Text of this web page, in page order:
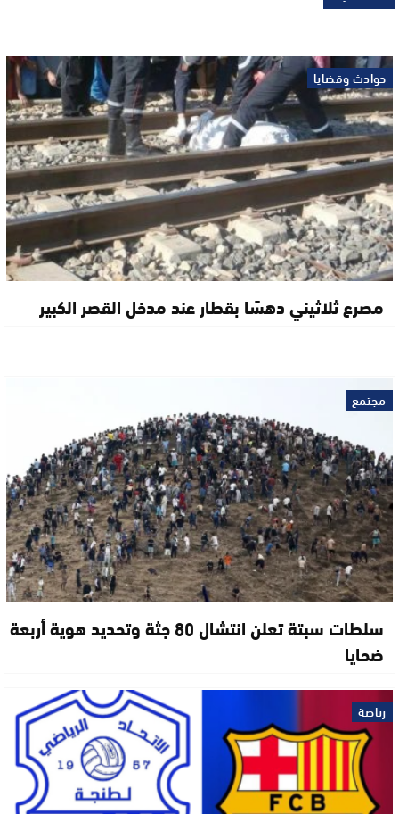
حوادث وقضايا
مصرع ثلاثيني دهسًا بقطار عند مدخل القصر الكبير
مجتمع
سلطات سبتة تعلن انتشال 80 جثة وتحديد هوية أربعة
ضحايا
رياضة